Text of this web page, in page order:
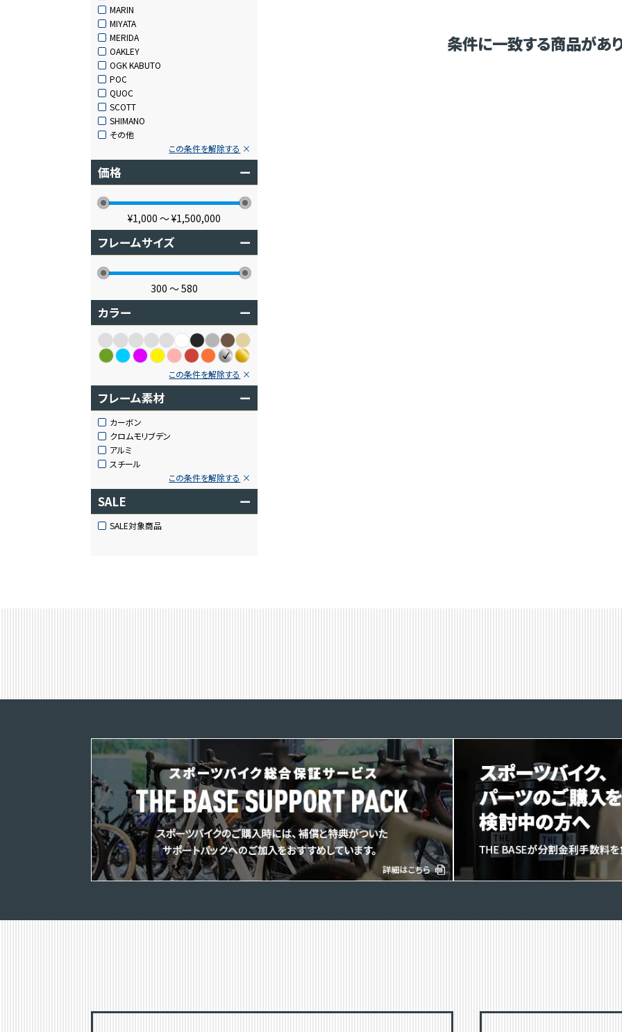
MARIN
MIYATA
MERIDA
OAKLEY
OGK KABUTO
POC
QUOC
SCOTT
SHIMANO
その他
この条件を解除する
価格 ー
¥1,000 〜¥1,500,000
フレームサイズ ー
300 〜580
カラー ー
この条件を解除する
フレーム素材 ー
カーボン
クロムモリブデン
アルミ
スチール
この条件を解除する
SALE ー
SALE対象商品
条件に一致する商品があ